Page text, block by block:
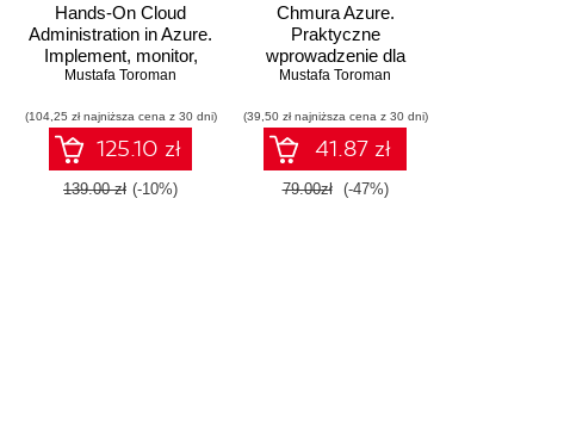
Hands-On Cloud
Administration in Azure.
Implement, monitor,
and manage important
components including
IaaS and PaaS
Mustafa Toroman
(104,25 zł najniższa cena z 30 dni)
125.10 zł
139.00 zł (-10%)
Chmura Azure.
Praktyczne
wprowadzenie dla
administratora.
monitorowanie i
zarządzanie ważnymi
usługami i
komponentami
Mustafa Toroman
(39,50 zł najniższa cena z 30 dni)
41.87 zł
79.00zł (-47%)